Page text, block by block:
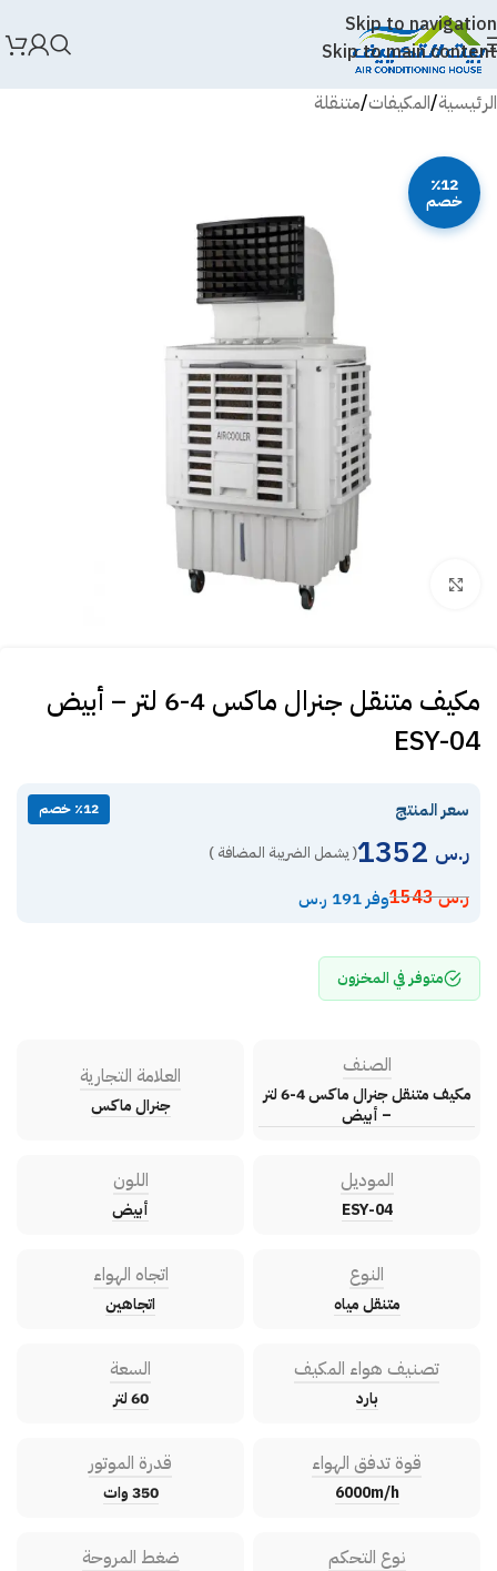
Skip to navigation
Skip to main content
الرئيسية/المكيفات/متنقلة
٪12
خصم
Click to enlarge
مكيف متنقل جنرال ماكس 4-6 لتر – أبيض
ESY-04
سعر المنتج ٪12 خصم
ر.س ( يشمل الضريبة المضافة )
ر.س1543 وفر 191 ر.س
متوفر في المخزون
الصنف
مكيف متنقل جنرال ماكس 4-6 لتر
– أبيض
العلامة التجارية
جنرال ماكس
الموديل
ESY-04
اللون
أبيض
النوع
متنقل مياه
اتجاه الهواء
اتجاهين
تصنيف هواء المكيف
بارد
السعة
60 لتر
قوة تدفق الهواء
6000m/h
قدرة الموتور
350 وات
نوع التحكم ضغط المروحة